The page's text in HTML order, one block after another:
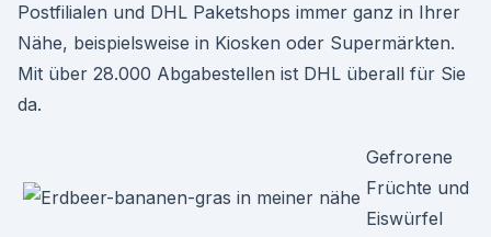
Postfilialen und DHL Paketshops immer ganz in Ihrer
Nähe, beispielsweise in Kiosken oder Supermärkten.
Mit über 28.000 Abgabestellen ist DHL überall für Sie
da.
Gefrorene
Früchte und
Eiswürfel